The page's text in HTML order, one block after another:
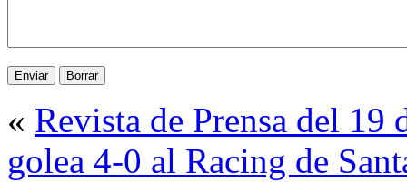
« Revista de Prensa del 19
golea 4-0 al Racing de